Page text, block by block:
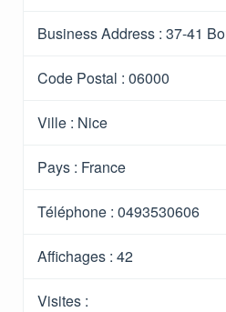
Business Address : 37-41
Code Postal : 06000
Ville : Nice
Pays : France
Téléphone : 0493530606
Affichages : 42
Visites :